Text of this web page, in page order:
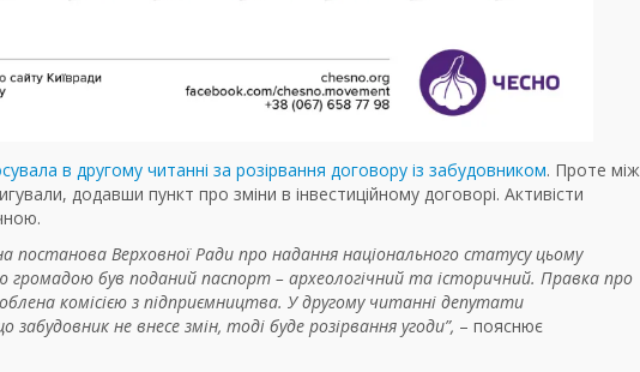
в другому читанні за розірвання договору із забудовником. Проте між
додавши пункт про зміни в інвестиційному договорі. Активісти
постанова Верховної Ради про надання національного статусу цьому
громадою був поданий паспорт – археологічний та історичний. Правка про
комісією з підприємництва. У другому читанні депутати
не внесе змін, тоді буде розірвання угоди”, – пояснює